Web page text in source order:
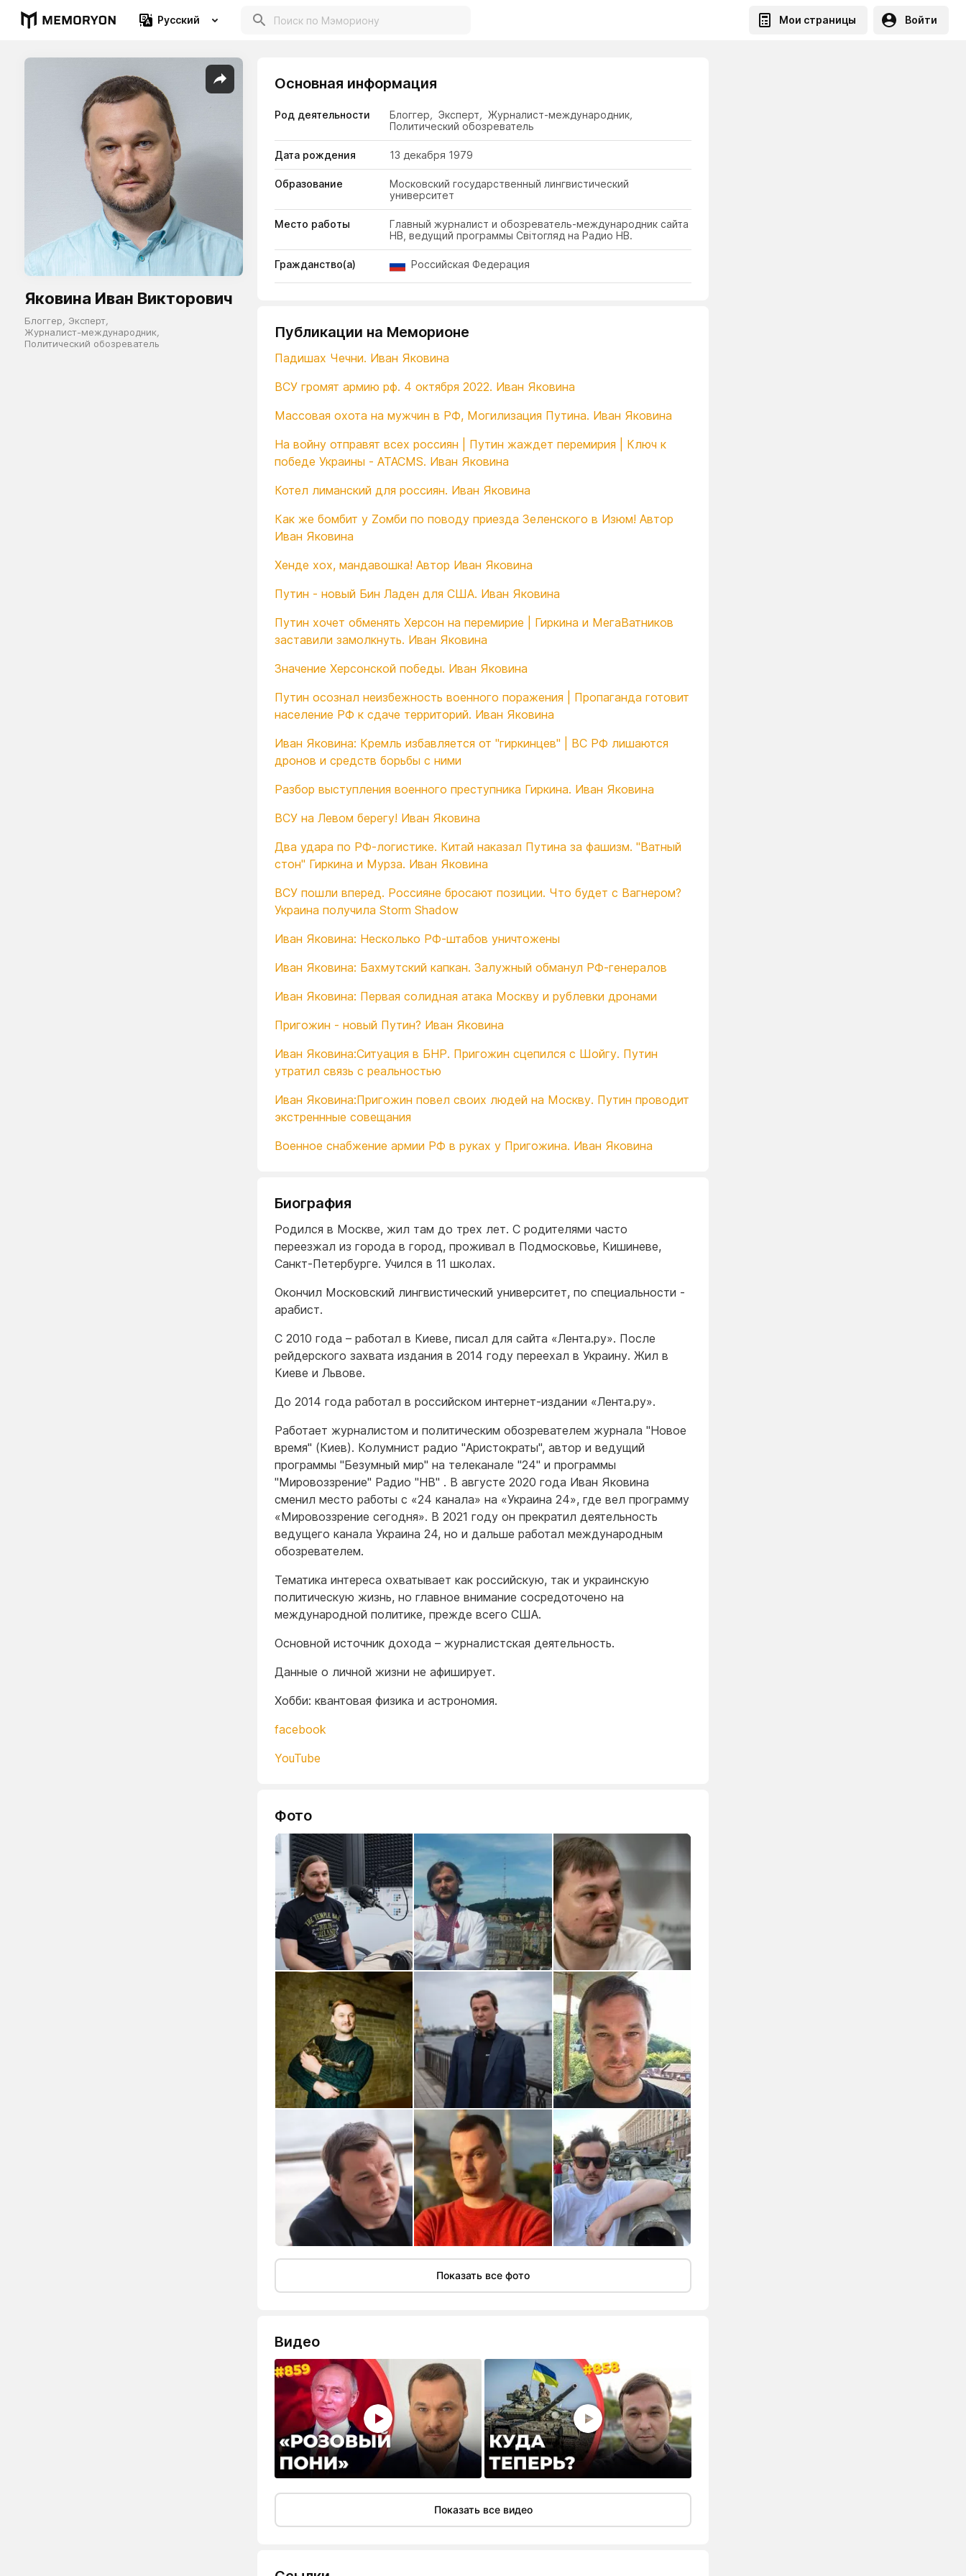
Русский Мои страницы Войти
Яковина Иван Викторович
Блоггер, Эксперт,
Журналист-международник,
Политический обозреватель
Основная информация
Род деятельности Блоггер, Эксперт, Журналист-международник,
Политический обозреватель
Дата рождения 13 декабря 1979
Образование
Московский государственный лингвистический
университет
Место работы
Главный журналист и обозреватель-международник сайта
НВ, ведущий программы Світогляд на Радио НВ.
Гражданство(а) Российская Федерация
Публикации на Меморионе
Падишах Чечни. Иван Яковина
ВСУ громят армию рф. 4 октября 2022. Иван Яковина
Массовая охота на мужчин в РФ, Могилизация Путина. Иван Яковина
На войну отправят всех россиян | Путин жаждет перемирия | Ключ к
победе Украины - ATACMS. Иван Яковина
Котел лиманский для россиян. Иван Яковина
Как же бомбит у Zомби по поводу приезда Зеленского в Изюм! Автор
Иван Яковина
Хенде хох, мандавошка! Автор Иван Яковина
Путин - новый Бин Ладен для США. Иван Яковина
Путин хочет обменять Херсон на перемирие | Гиркина и МегаВатников
заставили замолкнуть. Иван Яковина
Значение Херсонской победы. Иван Яковина
Путин осознал неизбежность военного поражения | Пропаганда готовит
население РФ к сдаче территорий. Иван Яковина
Иван Яковина: Кремль избавляется от "гиркинцев" | ВС РФ лишаются
дронов и средств борьбы с ними
Разбор выступления военного преступника Гиркина. Иван Яковина
ВСУ на Левом берегу! Иван Яковина
Два удара по РФ-логистике. Китай наказал Путина за фашизм. "Ватный
стон" Гиркина и Мурза. Иван Яковина
ВСУ пошли вперед. Россияне бросают позиции. Что будет с Вагнером?
Украина получила Storm Shadow
Иван Яковина: Несколько РФ-штабов уничтожены
Иван Яковина: Бахмутский капкан. Залужный обманул РФ-генералов
Иван Яковина: Первая солидная атака Москву и рублевки дронами
Пригожин - новый Путин? Иван Яковина
Иван Яковина:Ситуация в БНР. Пригожин сцепился с Шойгу. Путин
утратил связь c реальностью
Иван Яковина:Пригожин повел своих людей на Москву. Путин проводит
экстреннные совещания
Военное снабжение армии РФ в руках у Пригожина. Иван Яковина
Биография
Родился в Москве, жил там до трех лет. С родителями часто
переезжал из города в город, проживал в Подмосковье, Кишиневе,
Санкт-Петербурге. Учился в 11 школах.
Окончил Московский лингвистический университет, по специальности -
арабист.
С 2010 года – работал в Киеве, писал для сайта «Лента.ру». После
рейдерского захвата издания в 2014 году переехал в Украину. Жил в
Киеве и Львове.
До 2014 года работал в российском интернет-издании «Лента.ру».
Работает журналистом и политическим обозревателем журнала "Новое
время" (Киев). Колумнист радио "Аристократы", автор и ведущий
программы "Безумный мир" на телеканале "24" и программы
"Мировоззрение" Радио "НВ" . В августе 2020 года Иван Яковина
сменил место работы с «24 канала» на «Украина 24», где вел программу
«Мировоззрение сегодня». В 2021 году он прекратил деятельность
ведущего канала Украина 24, но и дальше работал международным
обозревателем.
Тематика интереса охватывает как российскую, так и украинскую
политическую жизнь, но главное внимание сосредоточено на
международной политике, прежде всего США.
Основной источник дохода – журналистская деятельность.
Данные о личной жизни не афиширует.
Хобби: квантовая физика и астрономия.
facebook
YouTube
Фото
Показать все фото
Видео
Показать все видео